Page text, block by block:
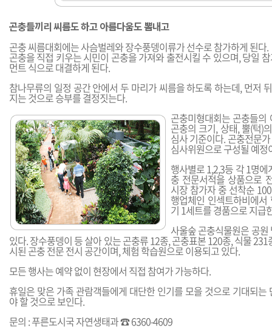
곤충들끼리 씨름도 하고 아름다움도 뽐내고
곤충 씨름대회에는 사슴벌레와 장수풍뎅이류가 선수로 참가하게 된다.
곤충을 직접 키우는 시민이 곤충을 가져와 출전시킬 수 있으며, 당일
먼트 식으로 대결하게 된다.
참나무류의 일정 공간 안에서 두 마리가 씨름을 하도록 하는데, 먼저
지는 것으로 승부를 결정짓는다.
곤충미형대회는 곤충들의
곤충의 크기, 상태, 뿔(턱)
심사 기준이다. 곤충전문
심사위원으로 구성될 예정
행사별로 1,2,3등 각 1명
충 전문서적을 상품으로
시장 참가자 중 선착순
행업체인 인섹트하비에
기 1세트를 경품으로 지급
사울숲 곤충식물원은 공
있다. 장수풍뎅이 등 살아 있는 곤충류 12종, 곤충표본 120종, 식물
시된 곤충 전문 전시 공간이며, 체험 학습원으로 이용되고 있다.
모든 행사는 예약 없이 현장에서 직접 참여가 가능하다.
휴일은 맞은 가족 관람객들에게 대단한 인기를 모을 것으로 기대되는
야 할 것으로 보인다.
문의 : 푸른도시국 자연생태과 ☎ 6360-4609